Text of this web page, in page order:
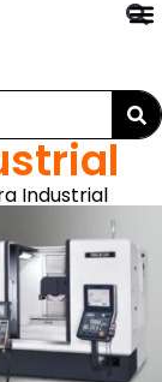
Industrial